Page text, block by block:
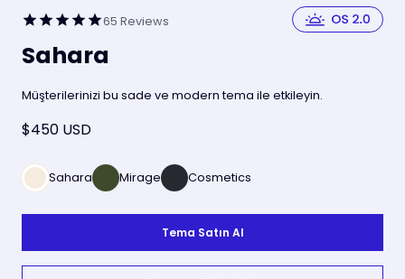
65 Reviews
Sahara
Müşterilerinizi bu sade ve modern tema ile etkileyin.
$450 USD
Sahara Mirage Cosmetics
Tema Satın Al